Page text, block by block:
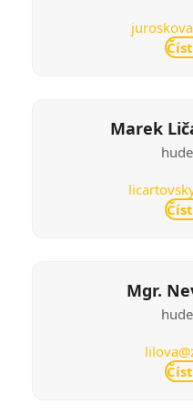
Marek
Mgr.